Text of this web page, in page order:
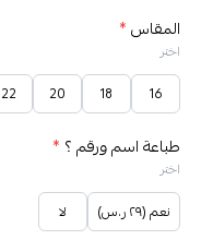
المقاس*
اختر
16
18
20
22
طباعة اسم ورقم ؟ *
اختر
نعم (٢٩ ر.س) لا